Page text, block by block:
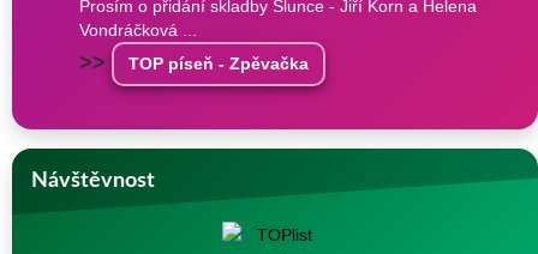
Prosím o přidání skladby Slunce - Jiří Korn a Helena
Vondráčková ...
>> TOP píseň - Zpěvačka
Návštěvnost